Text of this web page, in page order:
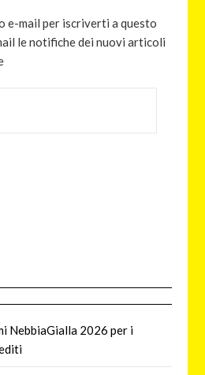
e-mail per iscriverti a questo
le notifiche dei nuovi articoli
NebbiaGialla 2026 per i